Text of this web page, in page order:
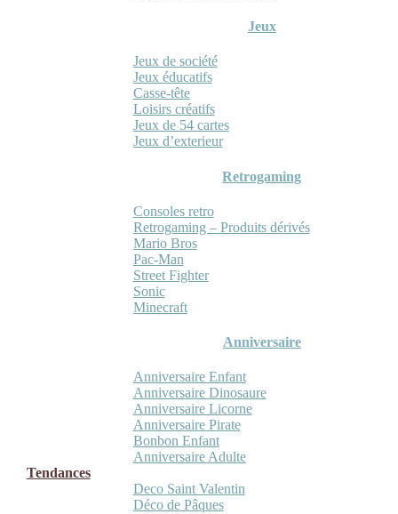
Jeux
Jeux de société
Jeux éducatifs
Casse-tête
Loisirs créatifs
Jeux de 54 cartes
Jeux d’exterieur
Retrogaming
Consoles retro
Retrogaming – Produits dérivés
Mario Bros
Pac-Man
Street Fighter
Sonic
Minecraft
Anniversaire
Anniversaire Enfant
Anniversaire Dinosaure
Anniversaire Licorne
Anniversaire Pirate
Bonbon Enfant
Anniversaire Adulte
Tendances
Deco Saint Valentin
Déco de Pâques